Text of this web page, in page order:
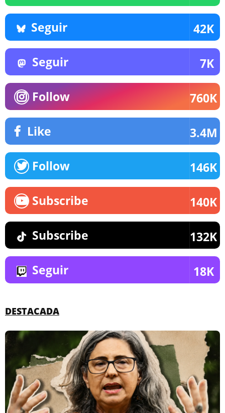
Seguir 42K
Seguir 7K
Follow 760K
Like 3.4M
Follow 146K
Subscribe 140K
Subscribe 132K
Seguir 18K
DESTACADA